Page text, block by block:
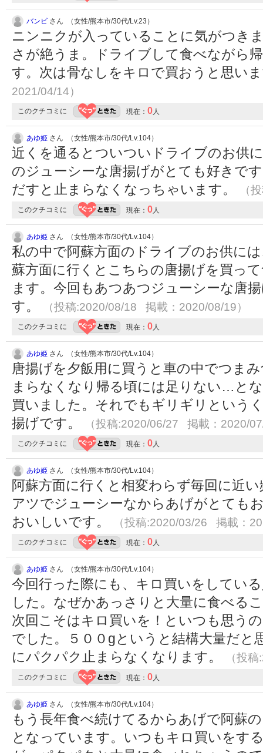
バンビ さん （女性/熊本市/30代/Lv.23）
ニンニクが入っていることに気がつき
さが絶うま。ドライブして食べながら
す。次は骨なしをキロで買おうと思い
2021/04/14）
このクチコミに 現在： 0人
あゆ姫 さん （女性/熊本市/30代/Lv.104）
近くを通るとついついドライブのお供
のジューシーな唐揚げがとても好きで
だすと止まらなくなっちゃいます。
（
このクチコミに 現在： 0人
あゆ姫 さん （女性/熊本市/30代/Lv.104）
私の中で阿蘇方面のドライブのお供に
蘇方面に行くとこちらの唐揚げを買っ
ます。今回もあつあつジューシーな唐
す。
（投稿:2020/08/18 掲載：2020/08/19）
このクチコミに 現在： 0人
あゆ姫 さん （女性/熊本市/30代/Lv.104）
唐揚げを夕飯用に買うと車の中でつま
まらなくなり帰る頃には足りない…と
買いました。それでもギリギリという
揚げです。
（投稿:2020/06/27 掲載：2020/
このクチコミに 現在： 0人
あゆ姫 さん （女性/熊本市/30代/Lv.104）
阿蘇方面に行くと相変わらず毎回に近
アツでジューシーなからあげがとても
おいしいです。
（投稿:2020/03/26 掲載：
このクチコミに 現在： 0人
あゆ姫 さん （女性/熊本市/30代/Lv.104）
今回行った際にも、キロ買いをしてい
した。なぜかあっさりと大量に食べる
次回こそはキロ買いを！といつも思う
でした。５００gというと結構大量だと
にパクパク止まらなくなります。
（投
このクチコミに 現在： 0人
あゆ姫 さん （女性/熊本市/30代/Lv.104）
もう長年食べ続けてるからあげで阿蘇
となっています。いつもキロ買いをす